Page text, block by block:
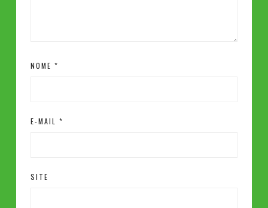
NOME *
E-MAIL *
SITE